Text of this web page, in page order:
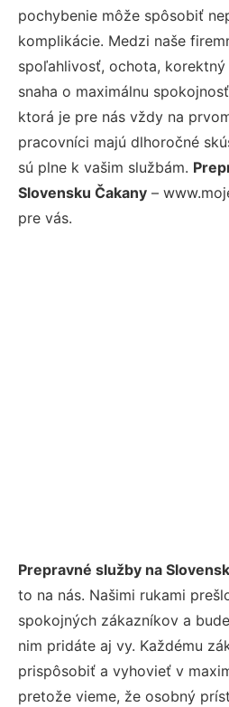
pochybenie môže spôsobiť
komplikácie. Medzi naše
spoľahlivosť, ochota,
snaha o maximálnu
ktorá je pre nás vždy na
pracovníci majú dlhoročné
sú plne k vašim službám.
Slovensku Čakany –
pre vás.
Prepravné služby na
to na nás. Našimi rukami
spokojných zákazníkov a
nim pridáte aj vy. Každému
prispôsobiť a vyhovieť v
pretože vieme, že osobný